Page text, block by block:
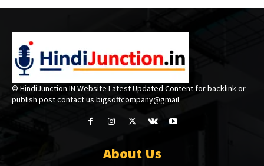
© HindiJunction.IN Website Latest Updated Content for backlink or
publish post contact us bigsoftcompany@gmail
About Us